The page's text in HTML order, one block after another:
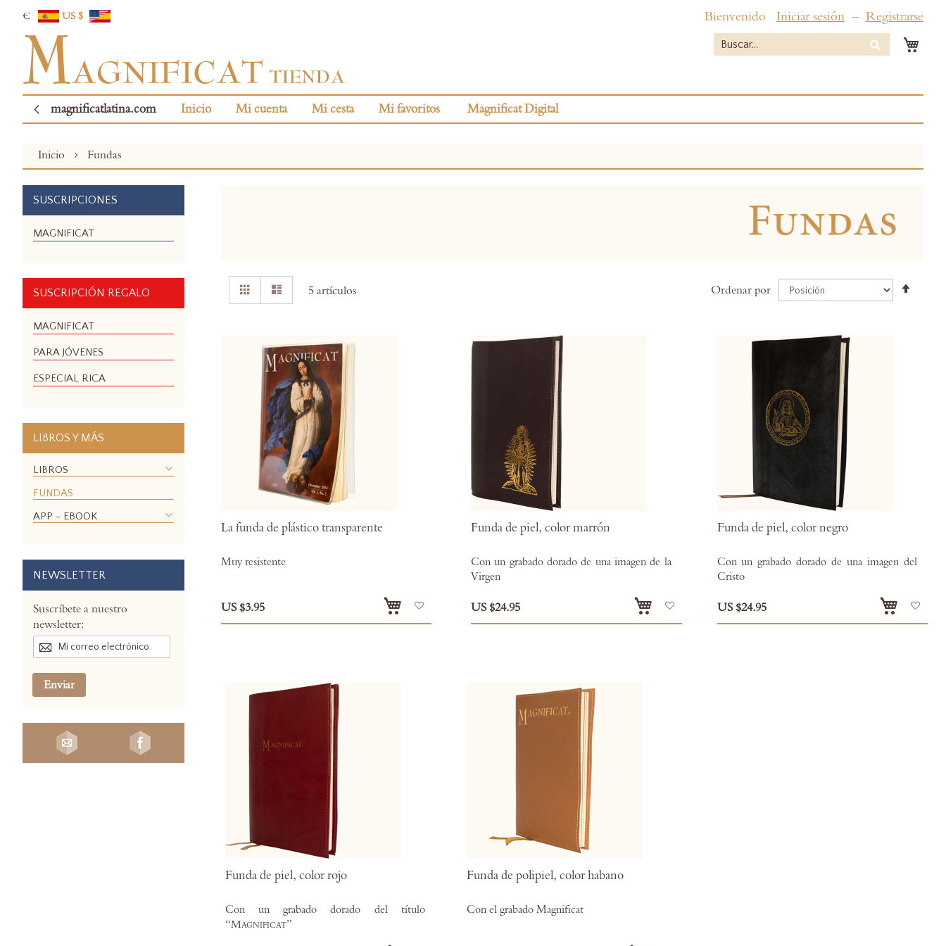
€ US $ Bienvenido Iniciar sesión Registrarse
Buscar
magnificatlatina.com Inicio Mi cuenta Mi cesta Mi favoritos Magnificat Digital
Inicio Fundas
Ver
como
Parrilla 5artículos Ordenar por
La funda de plástico transparente
Muy resistente
US $3.95
Funda de piel, color marrón
Con un grabado dorado de una imagen de la
Virgen
US $24.95
Funda de piel, color negro
Con un grabado dorado de una imagen del
Cristo
US $24.95
Funda de piel, color rojo
Con un grabado dorado del título
“Magnificat”
Funda de polipiel, color habano
Con el grabado Magnificat
SUSCRIPCIONES
MAGNIFICAT
SUSCRIPCIÓN REGALO
MAGNIFICAT
PARA JÓVENES
ESPECIAL RICA
LIBROS Y MÁS
LIBROS
FUNDAS
APP - EBOOK
NEWSLETTER
Suscríbete a nuestro
newsletter:
Enviar